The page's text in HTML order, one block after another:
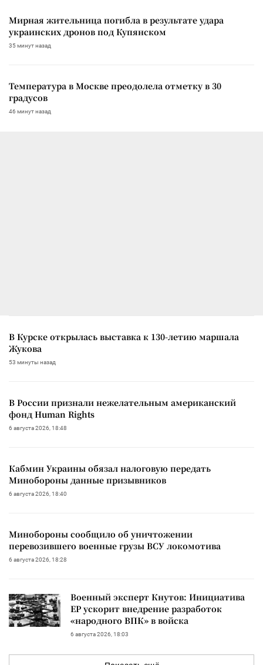
Мирная жительница погибла в результате удара
украинских дронов под Купянском
35 минут назад
Температура в Москве преодолела отметку в 30
градусов
46 минут назад
В Курске открылась выставка к 130-летию маршала
Жукова
53 минуты назад
В России признали нежелательным американский
фонд Human Rights
6 августа 2026, 18:48
Кабмин Украины обязал налоговую передать
Минобороны данные призывников
6 августа 2026, 18:40
Минобороны сообщило об уничтожении
перевозившего военные грузы ВСУ локомотива
6 августа 2026, 18:28
Военный эксперт Кнутов: Инициатива
ЕР ускорит внедрение разработок
«народного ВПК» в войска
6 августа 2026, 18:03